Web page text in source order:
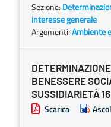
Sezione:
interesse generale
Argomenti:Ambiente
BENESSERE
SUSSIDIARIETÀ
Scarica